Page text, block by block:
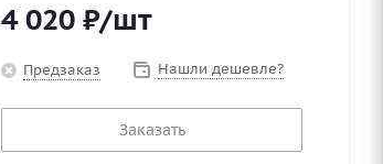
4 020 ₽/шт
Предзаказ Нашли дешевле?
Заказать